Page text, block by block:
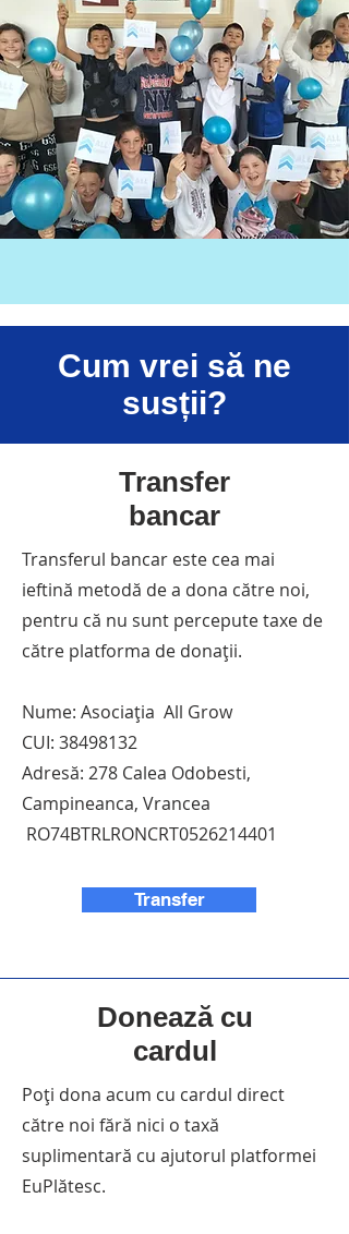
Cum vrei să ne
susții?
Transfer
bancar
Transferul bancar este cea mai
ieftină metodă de a dona către noi,
pentru că nu sunt percepute taxe de
către platforma de donații.
Nume: Asociația All Grow
CUI: 38498132
Adresă: 278 Calea Odobesti,
Campineanca, Vrancea
RO74BTRLRONCRT0526214401
Transfer
Donează cu
cardul
Poți dona acum cu cardul direct
către noi fără nici o taxă
suplimentară cu ajutorul platformei
EuPlătesc.